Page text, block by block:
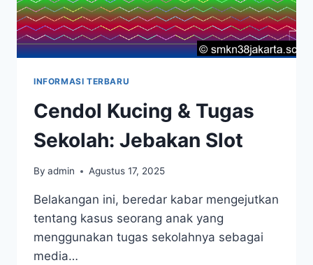
INFORMASI TERBARU
Cendol Kucing & Tugas
Sekolah: Jebakan Slot
By admin Agustus 17, 2025
Belakangan ini, beredar kabar mengejutkan
tentang kasus seorang anak yang
menggunakan tugas sekolahnya sebagai
media…